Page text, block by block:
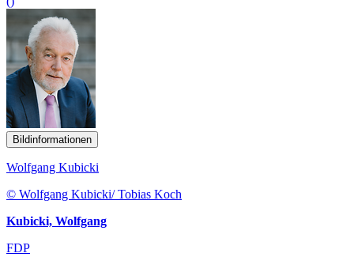
Bildinformationen
Wolfgang Kubicki
© Wolfgang Kubicki/ Tobias Koch
Kubicki, Wolfgang
FDP